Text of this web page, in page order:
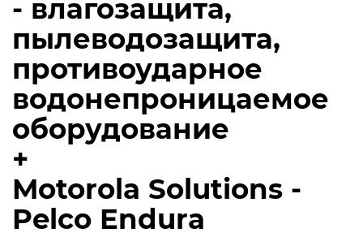
- влагозащита,
пылеводозащита,
противоударное
водонепроницаемое
оборудование
+
Motorola Solutions -
Pelco Endura